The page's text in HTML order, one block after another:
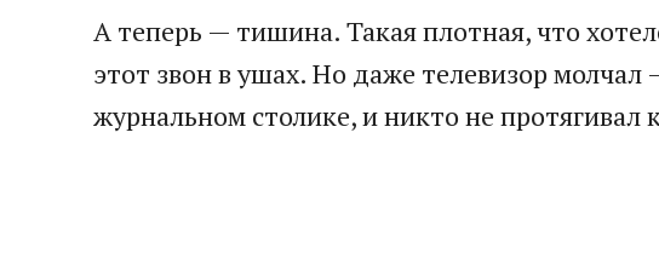
А теперь — тишина. Такая плотная, что
этот звон в ушах. Но даже телевизор молчал
журнальном столике, и никто не протягивал